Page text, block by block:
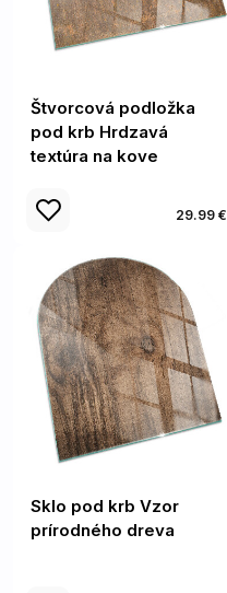
Štvorcová podložka
pod krb Hrdzavá
textúra na kove
29.99 €
Sklo pod krb Vzor
prírodného dreva